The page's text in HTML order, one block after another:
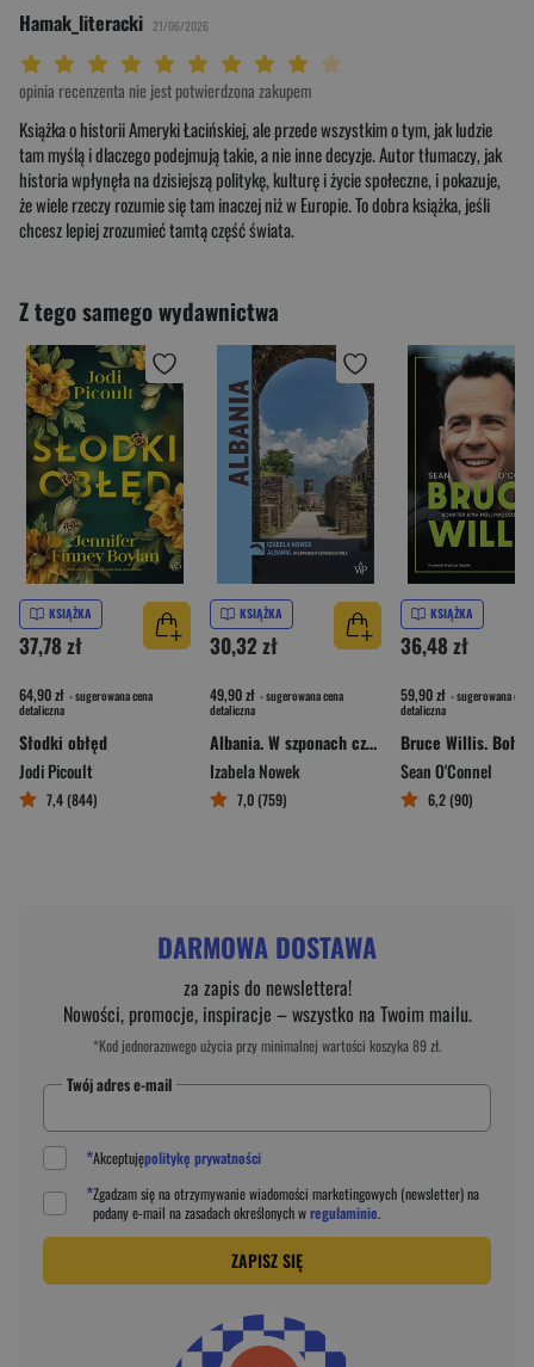
Hamak_literacki 21/06/2026
Twoja ocena: Arcydzieło 10/10"
Twoja ocena: Wybitna 9/10"
Twoja ocena: Rewelacyjna 8/10"
Twoja ocena: Bardzo dobra 7/10"
Twoja ocena: Dobra 6/10"
Twoja ocena: Przeciętna 5/10"
Twoja ocena: Może być 4/10"
Twoja ocena: Słaba 3/10"
Twoja ocena: Bardzo słaba 2/10"
Twoja ocena: Beznadziejna 1/10"
opinia recenzenta nie jest potwierdzona zakupem
Książka o historii Ameryki Łacińskiej, ale przede wszystkim o tym, jak ludzie
tam myślą i dlaczego podejmują takie, a nie inne decyzje. Autor tłumaczy, jak
historia wpłynęła na dzisiejszą politykę, kulturę i życie społeczne, i pokazuje,
że wiele rzeczy rozumie się tam inaczej niż w Europie. To dobra książka, jeśli
chcesz lepiej zrozumieć tamtą część świata.
Z tego samego wydawnictwa
KSIĄŻKA
37,78 zł
64,90 zł - sugerowana cena
detaliczna
Słodki obłęd
Jodi Picoult
7,4 (844)
KSIĄŻKA
30,32 zł
49,90 zł - sugerowana cena
detaliczna
Albania. W szponach czarnego orła
Izabela Nowek
7,0 (759)
KSIĄŻKA
36,48 zł
59,90 zł - sugerowana cena
detaliczna
Sean O'Connel
6,2 (90)
DARMOWA DOSTAWA
za zapis do newslettera!
Nowości, promocje, inspiracje – wszystko na Twoim mailu.
*Kod jednorazowego użycia przy minimalnej wartości koszyka 89 zł.
Twój adres e-mail
*Akceptujępolitykę prywatności
*Zgadzam się na otrzymywanie wiadomości marketingowych (newsletter) na
podanye-mail na zasadach określonych wregulaminie.
ZAPISZ SIĘ